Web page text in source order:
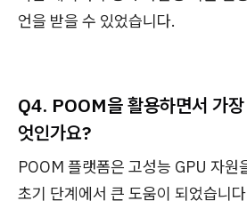
언을 받을 수 있었습니다.
Q4. POOM을 활용하면서 가
엇인가요?
POOM 플랫폼은 고성능 GPU 자원
초기 단계에서 큰 도움이 되었습니